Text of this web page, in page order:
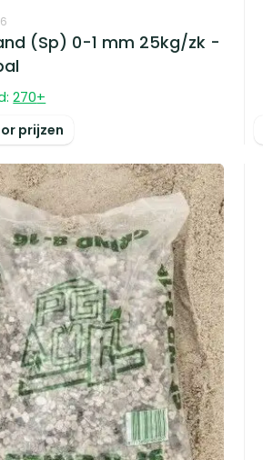
(Sp) 0-1 mm 25kg/zk -
270+
prijzen